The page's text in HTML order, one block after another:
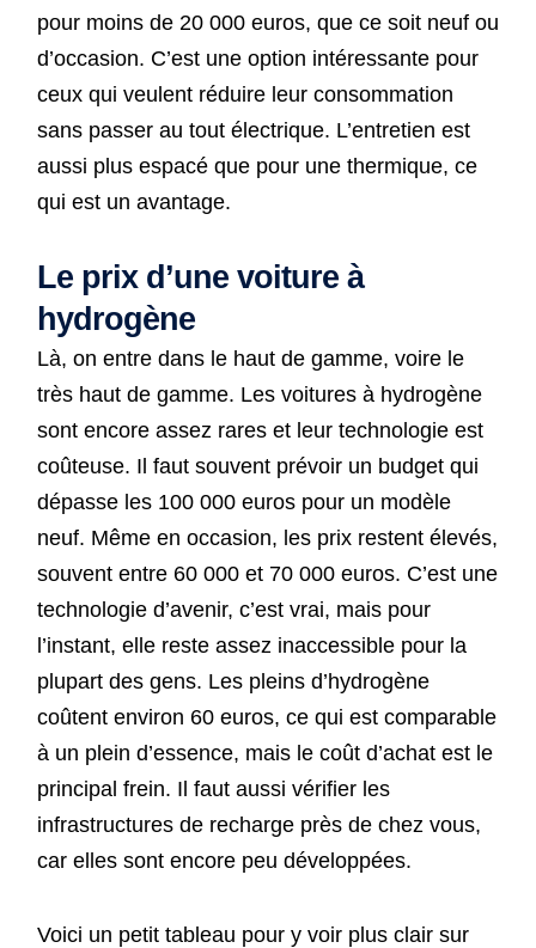
pour moins de 20 000 euros, que ce soit neuf ou
d’occasion. C’est une option intéressante pour
ceux qui veulent réduire leur consommation
sans passer au tout électrique. L’entretien est
aussi plus espacé que pour une thermique, ce
qui est un avantage.
Le prix d’une voiture à
hydrogène
Là, on entre dans le haut de gamme, voire le
très haut de gamme. Les voitures à hydrogène
sont encore assez rares et leur technologie est
coûteuse. Il faut souvent prévoir un budget qui
dépasse les 100 000 euros pour un modèle
neuf. Même en occasion, les prix restent élevés,
souvent entre 60 000 et 70 000 euros. C’est une
technologie d’avenir, c’est vrai, mais pour
l’instant, elle reste assez inaccessible pour la
plupart des gens. Les pleins d’hydrogène
coûtent environ 60 euros, ce qui est comparable
à un plein d’essence, mais le coût d’achat est le
principal frein. Il faut aussi vérifier les
infrastructures de recharge près de chez vous,
car elles sont encore peu développées.
Voici un petit tableau pour y voir plus clair sur